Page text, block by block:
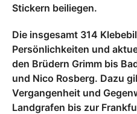
Stickern beiliegen.
Die insgesamt 314
Persönlichkeiten und
den Brüdern Grimm bis
und Nico Rosberg. Dazu
Vergangenheit und
Landgrafen bis zur